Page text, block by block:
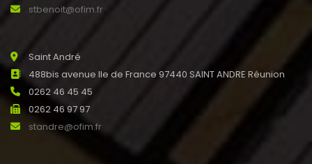
stbenoit@ofim.fr
Saint André
488bis avenue Ile de France 97440 SAINT ANDRE Réunion
0262 46 45 45
0262 46 97 97
standre@ofim.fr